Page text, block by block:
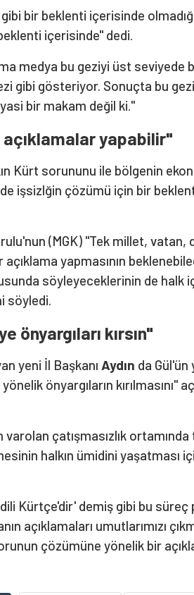
bir beklenti içerisinde
içerisinde" dedi.
medya bu geziyi üst seviyede
gibi gösteriyor. Sonuçta bu
bir makam değil ki."
açıklamalar yapabilir"
Kürt sorununu ile bölgenin
işsizlğin çözümü için bir
(MGK) "Tek millet, vatan,
açıklama yapmasının
söyleyeceklerinin de halk
söyledi.
önyargıları kırsın"
yeni İl Başkanı Aydın da Gül'ün
önyargıların kırılmasını"
varolan çatışmasızlık
halkın ümidini yaşatması
Kürtçe'dir' demiş gibi bu süreç
açıklamaları umutlarımızı
çözümüne yönelik bir